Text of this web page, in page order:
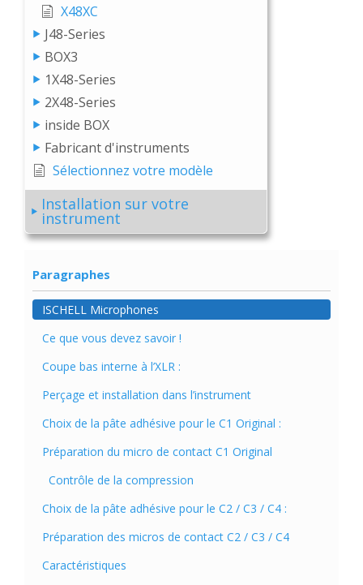
X48XC
J48-Series
BOX3
1X48-Series
2X48-Series
inside BOX
Fabricant d'instruments
Sélectionnez votre modèle
Installation sur votre
instrument
Paragraphes
ISCHELL Microphones
Ce que vous devez savoir !
Coupe bas interne à l’XLR :
Perçage et installation dans l’instrument
Choix de la pâte adhésive pour le C1 Original :
Préparation du micro de contact C1 Original
Contrôle de la compression
Choix de la pâte adhésive pour le C2 / C3 / C4 :
Préparation des micros de contact C2 / C3 / C4
Caractéristiques